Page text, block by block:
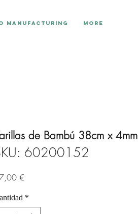
MANUFACTURING More
de Bambú 38cm x 4mm
60200152
€
*